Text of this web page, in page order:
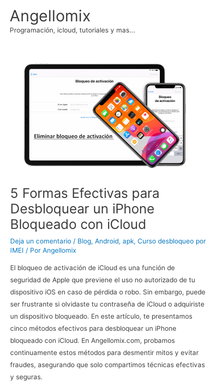
contenido
Angellomix
Programación, icloud, tutoriales y mas...
5 Formas Efectivas para
Desbloquear un iPhone
Bloqueado con iCloud
Deja un comentario / Blog,Android,apk,Curso desbloqueo por
IMEI / PorAngellomix
El bloqueo de activación de iCloud es una función de
seguridad de Apple que previene el uso no autorizado de tu
dispositivo iOS en caso de pérdida o robo. Sin embargo, puede
ser frustrante si olvidaste tu contraseña de iCloud o adquiriste
un dispositivo bloqueado. En este artículo, te presentamos
cinco métodos efectivos para desbloquear un iPhone
bloqueado con iCloud. En Angellomix.com, probamos
continuamente estos métodos para desmentir mitos y evitar
fraudes, asegurando que solo compartimos técnicas efectivas
y seguras.